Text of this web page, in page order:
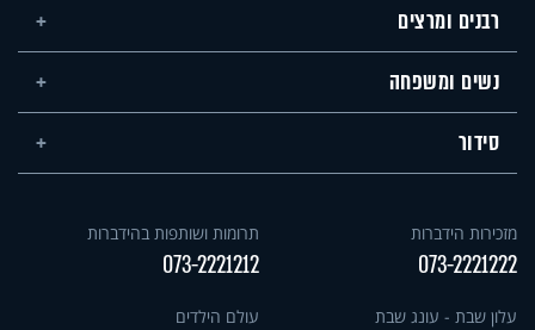
רבנים ומרצים
נשים ומשפחה
סידור
מזכירות הידברות
073-2221222
תרומות ושותפות בהידברות
073-2221212
עלון שבת - עונג שבת עולם הילדים